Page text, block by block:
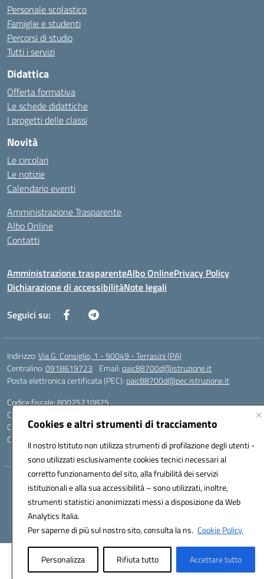
Cookies e altri strumenti di tracciamento
Il nostro Istituto non utilizza strumenti di profilazione degli utenti -
sono utilizzati esclusivamente cookies tecnici necessari al
corretto funzionamento del sito, alla fruibilità dei servizi
istituzionali e alla sua accessibilità – sono utilizzati, inoltre,
strumenti statistici anonimizzati messi a disposizione da Web
Analytics Italia.
Per saperne di più sul nostro sito, consulta la ns. Cookie Policy.
Personalizza Rifiuta tutto Accettare tutto
Personale scolastico
Famiglie e studenti
Percorsi di studio
Tutti i servizi
Didattica
Offerta formativa
Le schede didattiche
I progetti delle classi
Novità
Le circolari
Le notizie
Calendario eventi
Amministrazione Trasparente
Albo Online
Contatti
Amministrazione trasparenteAlbo OnlinePrivacy Policy
Dichiarazione di accessibilitàNote legali
Seguici su:
Indirizzo:Via G. Consiglio, 1 - 90049 - Terrasini (PA)
Centralino:0918619723 Email: paic88700d@istruzione.it
Posta elettronica certificata (PEC): paic88700d@pec.istruzione.it
Codice fiscale: 80025710825
Codice meccanografico:
Codice Indice delle Pubbliche Amministrazioni (IPA): istsc_paic88700d
Codice unico di fatturazione (CUF): UF7LHF
Hosting & Powered by 3D Solution S.r.l.
Concept & Design by Designers Italia